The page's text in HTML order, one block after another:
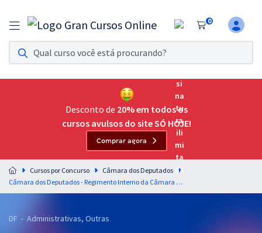
0
Assinatura Ilimitada 11
Acesso a todos os cursos. Teste grátis por 7 dias!
Assinatura OAB Até Passar
Acesso ilimitado a toda preparação para o Exame da
Residências Multiprofissionais
Preparação completa e intensiva para as principais
residências em saúde do Brasil
Desconto de 20% em todos os
cursos avulsos do site SÓ HOJE!
Comprar agora
Cursos por Concurso
Câmara dos Deputados
Câmara dos Deputados - Regimento Interno da Câmara dos Deputados - Professor: Lucas Córdova (Vídeoaulas) & Diogo Surdi (PDF) (Pós-edital)
DF - Administrativas, Outras